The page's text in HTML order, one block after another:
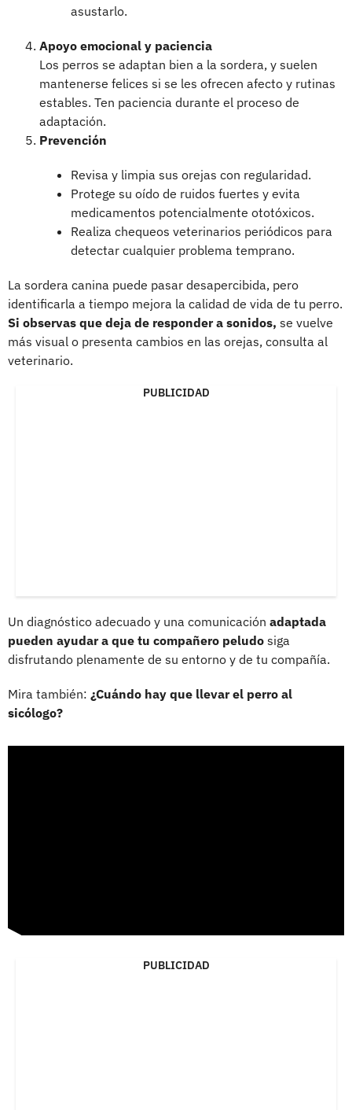
asustarlo.
Apoyo emocional y paciencia
Los perros se adaptan bien a la sordera, y suelen
mantenerse felices si se les ofrecen afecto y rutinas
estables. Ten paciencia durante el proceso de
adaptación.
Prevención
Revisa y limpia sus orejas con regularidad.
Protege su oído de ruidos fuertes y evita
medicamentos potencialmente ototóxicos.
Realiza chequeos veterinarios periódicos para
detectar cualquier problema temprano.
La sordera canina puede pasar desapercibida, pero
identificarla a tiempo mejora la calidad de vida de tu perro.
Si observas que deja de responder a sonidos, se vuelve
más visual o presenta cambios en las orejas, consulta al
veterinario.
PUBLICIDAD
Un diagnóstico adecuado y una comunicación adaptada
pueden ayudar a que tu compañero peludo siga
disfrutando plenamente de su entorno y de tu compañía.
Mira también: ¿Cuándo hay que llevar el perro al
sicólogo?
PUBLICIDAD